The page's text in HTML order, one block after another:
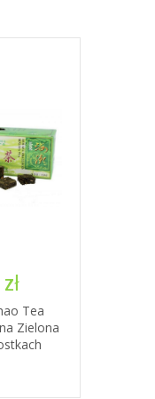
Tea
Zielona